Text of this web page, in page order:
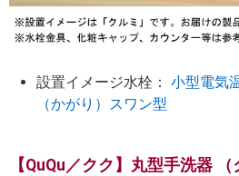
設置イメージ水栓： 小型電気
（かがり）スワン型
【QuQu／クク】丸型手洗器